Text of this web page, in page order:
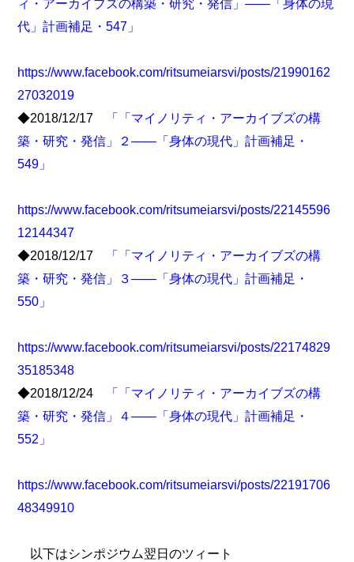
ィ・アーカイブズの構築・研究・発信」――「身体の現
代」計画補足・547」
https://www.facebook.com/ritsumeiarsvi/posts/21990162
27032019
◆2018/12/17
「「マイノリティ・アーカイブズの構
築・研究・発信」２――「身体の現代」計画補足・
549」
https://www.facebook.com/ritsumeiarsvi/posts/22145596
12144347
◆2018/12/17
「「マイノリティ・アーカイブズの構
築・研究・発信」３――「身体の現代」計画補足・
550」
https://www.facebook.com/ritsumeiarsvi/posts/22174829
35185348
◆2018/12/24
「「マイノリティ・アーカイブズの構
築・研究・発信」４――「身体の現代」計画補足・
552」
https://www.facebook.com/ritsumeiarsvi/posts/22191706
48349910
以下はシンポジウム翌日のツィート